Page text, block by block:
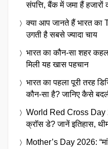
संपत्ति, बैंक में जमा हैं हजारों
क्या आप जानते हैं भारत का
उगती है सबसे ज्यादा चाय
भारत का कौन-सा शहर
मिली यह खास पहचान
भारत का पहला पूरी तरह
कौन-सा है? जानिए कैसे
World Red Cross Day
क्रॉस डे? जानें इतिहास,
Mother’s Day 2026: